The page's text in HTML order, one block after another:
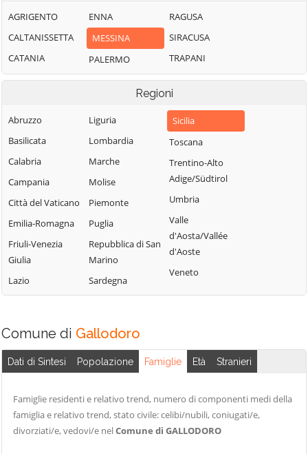
Caronia
Casalvecchio
Floresta
Fondachelli-
Fantina
Francavilla di
Sicilia
Frazzanò
Furnari
Gaggi
Merì
Messina
Milazzo
Militello
Montagnareale
Montalbano
Motta Camastra
Naso
Nizza di Sicilia
Novara di Sicilia
Pace del Mela
Pagliara
San Salvatore di
Fitalia
San Teodoro
Sant'Agata di
Militello
Sant'Alessio
Siculo
Camastra
Saponara
Savoca
Scaletta Zanclea
Sinagra
AGRIGENTO
CALTANISSETTA
CATANIA
ENNA
MESSINA
PALERMO
RAGUSA
SIRACUSA
TRAPANI
Regioni
Abruzzo
Basilicata
Calabria
Campania
Città del Vaticano
Emilia-Romagna
Friuli-Venezia
Giulia
Lazio
Liguria
Lombardia
Marche
Molise
Piemonte
Puglia
Repubblica di San
Marino
Sardegna
Sicilia
Toscana
Trentino-Alto
Adige/Südtirol
Umbria
Valle
d'Aosta/Vallée
d'Aoste
Veneto
Comune di Gallodoro
Dati di Sintesi Popolazione Famiglie Età Stranieri
Famiglie residenti e relativo trend, numero di componenti medi della
famiglia e relativo trend, stato civile: celibi/nubili, coniugati/e,
divorziati/e, vedovi/e nelComune di GALLODORO